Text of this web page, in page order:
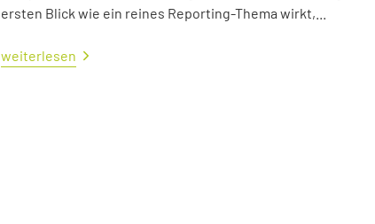
ersten Blick wie ein reines Reporting-Thema wirkt,...
weiterlesen